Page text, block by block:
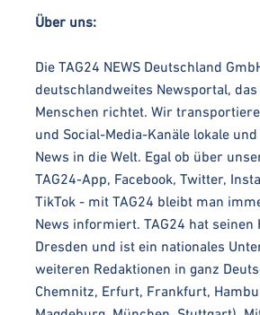
Über uns:
Die TAG24 NEWS Deutschland
deutschlandweites Newsportal,
Menschen richtet. Wir
und Social-Media-Kanäle lokale
News in die Welt. Egal ob über
TAG24-App, Facebook, Twitter,
TikTok - mit TAG24 bleibt man
News informiert. TAG24 hat seinen
Dresden und ist ein nationales
weiteren Redaktionen in ganz
Chemnitz, Erfurt, Frankfurt,